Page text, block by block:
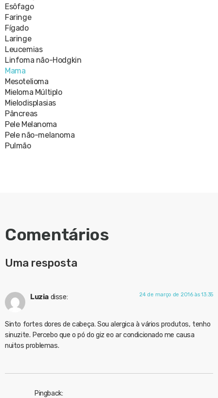
Esôfago
Faringe
Fígado
Laringe
Leucemias
Linfoma não-Hodgkin
Mama
Mesotelioma
Mieloma Múltiplo
Mielodisplasias
Pâncreas
Pele Melanoma
Pele não-melanoma
Pulmão
Comentários
Uma resposta
Luzia disse: 24 de março de 2016 às 13:35
Sinto fortes dores de cabeça. Sou alergica à vários produtos, tenho
sinuzite. Percebo que o pó do giz eo ar condicionado me causa
nuitos problemas.
Pingback: